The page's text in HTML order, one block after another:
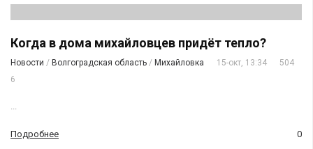
Когда в дома михайловцев придёт тепло?
Новости / Волгоградская область / Михайловка 15-окт, 13:34
504
6
...
Подробнее 0